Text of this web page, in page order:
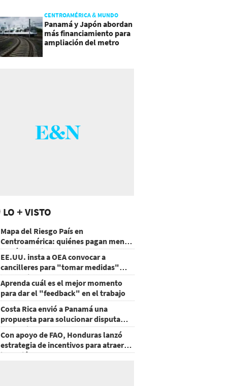
CENTROAMÉRICA & MUNDO
Panamá y Japón abordan
más financiamiento para
ampliación del metro
LO + VISTO
Mapa del Riesgo País en
Centroamérica: quiénes pagan menos
y cuáles mejoraron
EE.UU. insta a OEA convocar a
cancilleres para "tomar medidas"
sobre Nicaragua
Aprenda cuál es el mejor momento
para dar el "feedback" en el trabajo
Costa Rica envió a Panamá una
propuesta para solucionar disputa
comercial
Con apoyo de FAO, Honduras lanzó
estrategia de incentivos para atraer
inversión al agro